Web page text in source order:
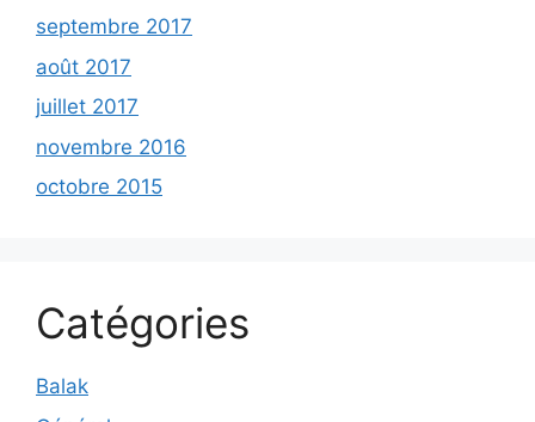
septembre 2017
août 2017
juillet 2017
novembre 2016
octobre 2015
Catégories
Balak